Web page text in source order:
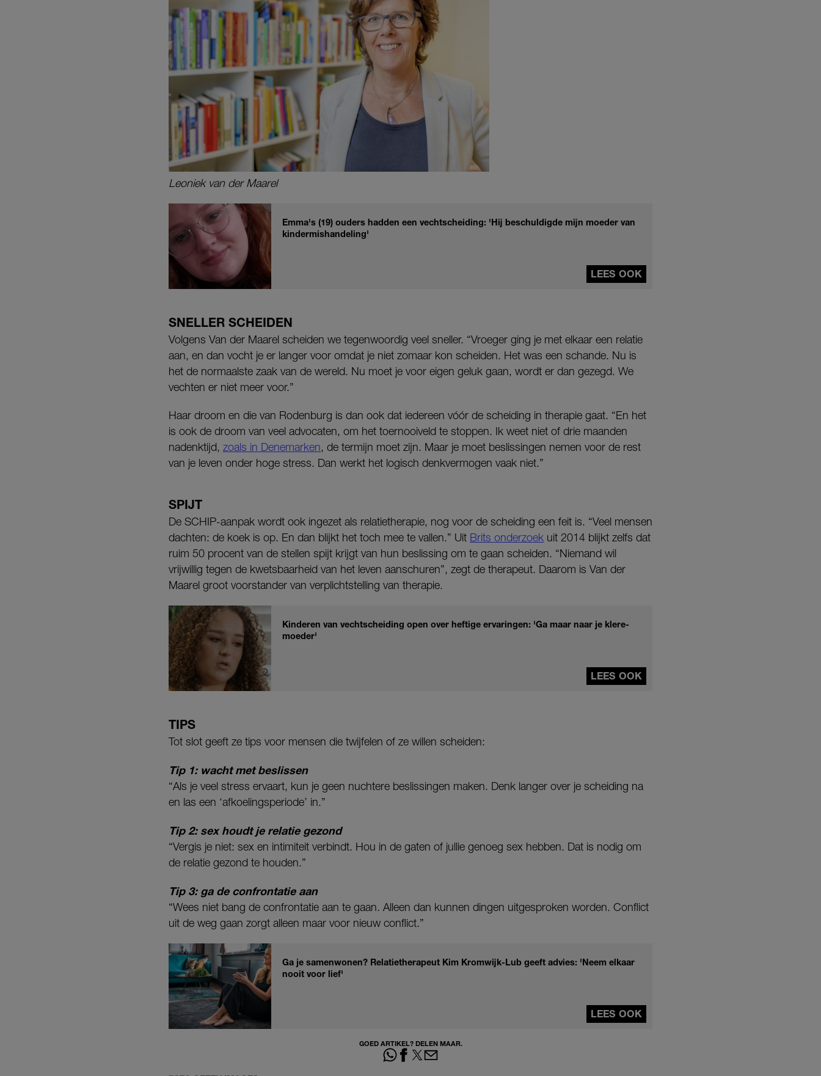
Leoniek van der Maarel
Emma's (19) ouders hadden een vechtscheiding: 'Hij beschuldigde mijn moeder van
kindermishandeling'
LEES OOK
SNELLER SCHEIDEN
Volgens Van der Maarel scheiden we tegenwoordig veel sneller. “Vroeger ging je met elkaar een relatie
aan, en dan vocht je er langer voor omdat je niet zomaar kon scheiden. Het was een schande. Nu is
het de normaalste zaak van de wereld. Nu moet je voor eigen geluk gaan, wordt er dan gezegd. We
vechten er niet meer voor.”
Haar droom en die van Rodenburg is dan ook dat iedereen vóór de scheiding in therapie gaat. “En het
is ook de droom van veel advocaten, om het toernooiveld te stoppen. Ik weet niet of drie maanden
nadenktijd, zoals in Denemarken, de termijn moet zijn. Maar je moet beslissingen nemen voor de rest
van je leven onder hoge stress. Dan werkt het logisch denkvermogen vaak niet.”
SPIJT
De SCHIP-aanpak wordt ook ingezet als relatietherapie, nog voor de scheiding een feit is. “Veel mensen
dachten: de koek is op. En dan blijkt het toch mee te vallen.” Uit Brits onderzoek uit 2014 blijkt zelfs dat
ruim 50 procent van de stellen spijt krijgt van hun beslissing om te gaan scheiden. “Niemand wil
vrijwillig tegen de kwetsbaarheid van het leven aanschuren”, zegt de therapeut. Daarom is Van der
Maarel groot voorstander van verplichtstelling van therapie.
Kinderen van vechtscheiding open over heftige ervaringen: 'Ga maar naar je klere-
moeder'
LEES OOK
TIPS
Tot slot geeft ze tips voor mensen die twijfelen of ze willen scheiden:
Tip 1: wacht met beslissen
“Als je veel stress ervaart, kun je geen nuchtere beslissingen maken. Denk langer over je scheiding na
en las een ‘afkoelingsperiode’ in.”
Tip 2: sex houdt je relatie gezond
“Vergis je niet: sex en intimiteit verbindt. Hou in de gaten of jullie genoeg sex hebben. Dat is nodig om
de relatie gezond te houden.”
Tip 3: ga de confrontatie aan
“Wees niet bang de confrontatie aan te gaan. Alleen dan kunnen dingen uitgesproken worden. Conflict
uit de weg gaan zorgt alleen maar voor nieuw conflict.”
Ga je samenwonen? Relatietherapeut Kim Kromwijk-Lub geeft advies: 'Neem elkaar
nooit voor lief'
LEES OOK
GOED ARTIKEL? DELEN MAAR.